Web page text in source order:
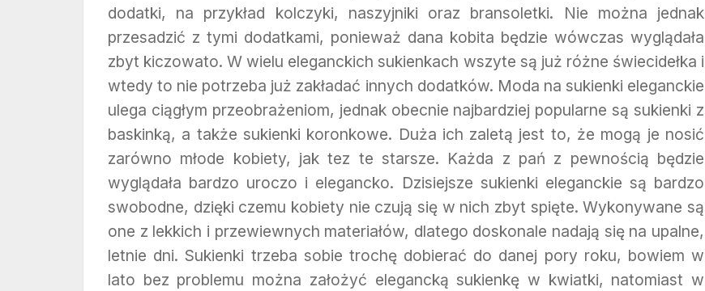
dodatki, na przykład kolczyki, naszyjniki oraz bransoletki. Nie można jednak
przesadzić z tymi dodatkami, ponieważ dana kobita będzie wówczas wyglądała
zbyt kiczowato. W wielu eleganckich sukienkach wszyte są już różne świecidełka i
wtedy to nie potrzeba już zakładać innych dodatków. Moda na sukienki eleganckie
ulega ciągłym przeobrażeniom, jednak obecnie najbardziej popularne są sukienki z
baskinką, a także sukienki koronkowe. Duża ich zaletą jest to, że mogą je nosić
zarówno młode kobiety, jak tez te starsze. Każda z pań z pewnością będzie
wyglądała bardzo uroczo i elegancko. Dzisiejsze sukienki eleganckie są bardzo
swobodne, dzięki czemu kobiety nie czują się w nich zbyt spięte. Wykonywane są
one z lekkich i przewiewnych materiałów, dlatego doskonale nadają się na upalne,
letnie dni. Sukienki trzeba sobie trochę dobierać do danej pory roku, bowiem w
lato bez problemu można założyć elegancką sukienkę w kwiatki, natomiast w